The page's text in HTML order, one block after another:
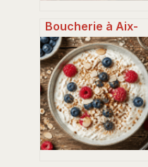
Boucherie à Aix-
les-Bains :
comment choisir
vos viandes,
charcuteries et
spécialités locales
?